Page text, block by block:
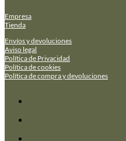
Empresa
Tienda
Envíos y devoluciones
Aviso legal
Política de Privacidad
Política de cookies
Política de compra y devoluciones